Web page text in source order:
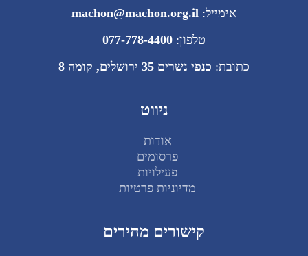
אימייל: machon@machon.org.il
טלפון: 077-778-4400
כתובת: כנפי נשרים 35 ירושלים, קומה 8
ניווט
אודות
פרסומים
פעילויות
מדיוניות פרטיות
קישורים מהירים